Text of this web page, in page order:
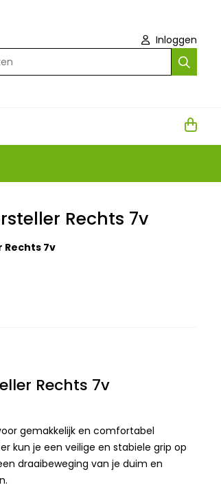
Inloggen
Rechts 7v
7v
Rechts 7v
gemakkelijk en comfortabel
kun je een veilige en stabiele grip op
draaibeweging van je duim en